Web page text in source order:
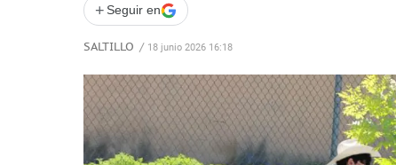
+ Seguir en
SALTILLO / 18 junio 2026 16:18